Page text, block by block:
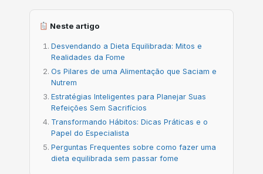
Neste artigo
Desvendando a Dieta Equilibrada: Mitos e
Realidades da Fome
Os Pilares de uma Alimentação que Saciam e
Nutrem
Estratégias Inteligentes para Planejar Suas
Refeições Sem Sacrifícios
Transformando Hábitos: Dicas Práticas e o
Papel do Especialista
Perguntas Frequentes sobre como fazer uma
dieta equilibrada sem passar fome